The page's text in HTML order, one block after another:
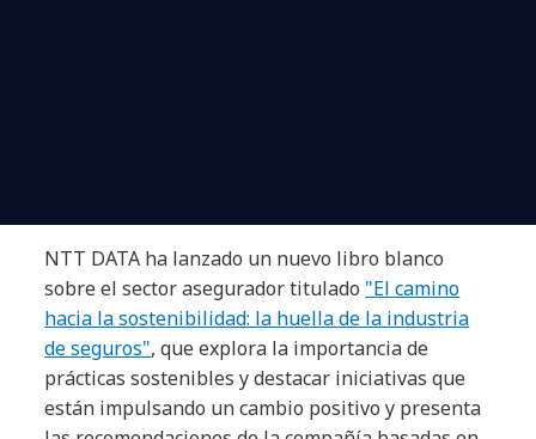
NTT DATA ha lanzado un nuevo libro blanco
sobre el sector asegurador titulado "El camino
hacia la sostenibilidad: la huella de la industria
de seguros", que explora la importancia de
prácticas sostenibles y destacar iniciativas que
están impulsando un cambio positivo y presenta